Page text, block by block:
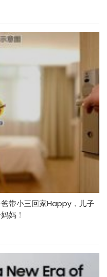
爸带小三回家Happy，儿子
妈！